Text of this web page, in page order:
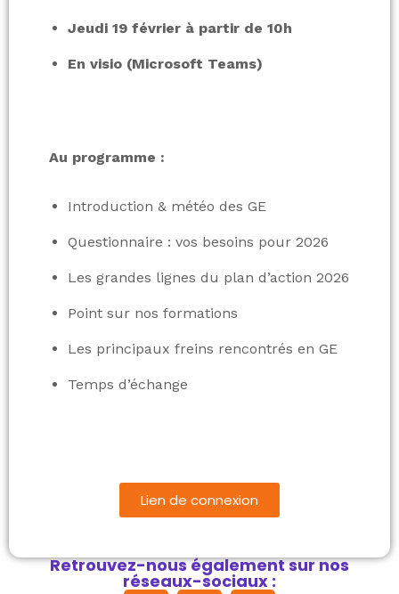
Jeudi 19 février à partir de 10h
En visio (Microsoft Teams)
Au programme :
Introduction & météo des GE
Questionnaire : vos besoins pour 2026
Les grandes lignes du plan d’action 2026
Point sur nos formations
Les principaux freins rencontrés en GE
Temps d’échange
Lien de connexion
Retrouvez-nous également sur nos
réseaux-sociaux :